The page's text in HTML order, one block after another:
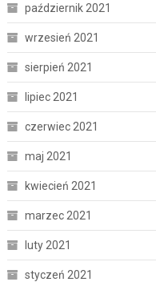
październik 2021
wrzesień 2021
sierpień 2021
lipiec 2021
czerwiec 2021
maj 2021
kwiecień 2021
marzec 2021
luty 2021
styczeń 2021